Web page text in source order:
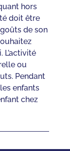
hors
doit être
de son
ou
Pendant
enfants
chez